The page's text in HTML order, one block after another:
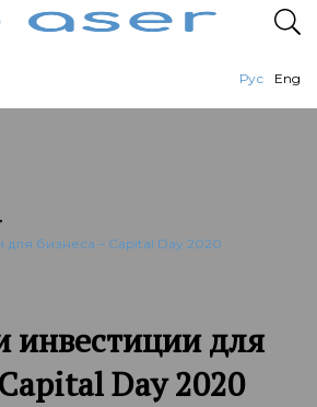
Рус Eng
бизнеса – Capital Day 2020
инвестиции для
Day 2020